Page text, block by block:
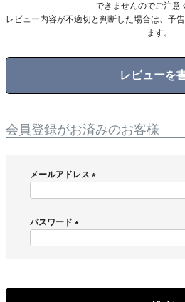
できませんのでご注意
レビュー内容が不適切と判断した場合は、予
ます。
レビューを
会員登録がお済みのお客様
メールアドレス
)
パスワード